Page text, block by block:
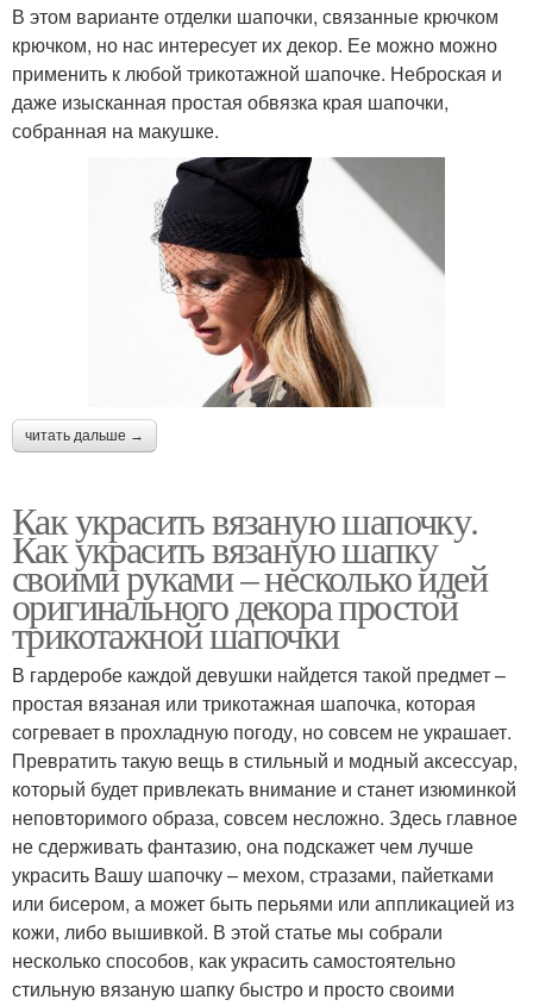
В этом варианте отделки шапочки, связанные крючком
крючком, но нас интересует их декор. Ее можно можно
применить к любой трикотажной шапочке. Неброская и
даже изысканная простая обвязка края шапочки,
собранная на макушке.
читать дальше →
Как украсить вязаную шапочку.
Как украсить вязаную шапку
своими руками – несколько идей
оригинального декора простой
трикотажной шапочки
В гардеробе каждой девушки найдется такой предмет –
простая вязаная или трикотажная шапочка, которая
согревает в прохладную погоду, но совсем не украшает.
Превратить такую вещь в стильный и модный аксессуар,
который будет привлекать внимание и станет изюминкой
неповторимого образа, совсем несложно. Здесь главное
не сдерживать фантазию, она подскажет чем лучше
украсить Вашу шапочку – мехом, стразами, пайетками
или бисером, а может быть перьями или аппликацией из
кожи, либо вышивкой. В этой статье мы собрали
несколько способов, как украсить самостоятельно
стильную вязаную шапку быстро и просто своими